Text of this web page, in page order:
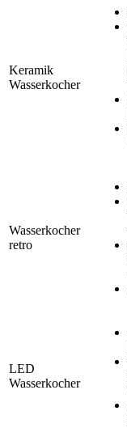
Keramik
Wasserkocher
Wasserkocher
retro
LED
Wasserkocher